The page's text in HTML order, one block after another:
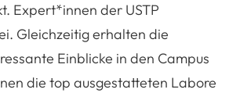
Expert*innen der USTP
Gleichzeitig erhalten die
Einblicke in den Campus
die top ausgestatteten Labore